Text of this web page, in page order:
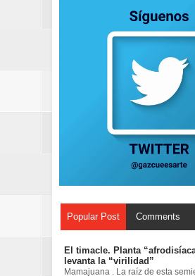
Popular Post Comments
El timacle. Planta
levanta la “virilidad”
Mamajuana . La raíz de esta